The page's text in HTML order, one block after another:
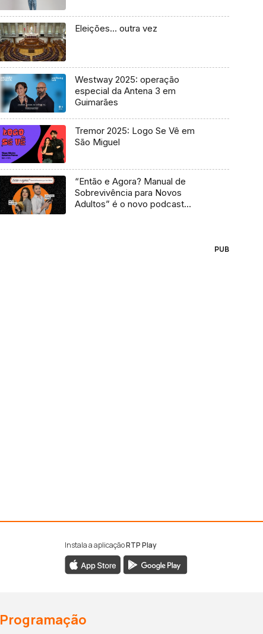
Eleições… outra vez
Westway 2025: operação
especial da Antena 3 em
Guimarães
Tremor 2025: Logo Se Vê em
São Miguel
“Então e Agora? Manual de
Sobrevivência para Novos
Adultos” é o novo podcast
PUB
Instala a aplicaçãoRTP Play
Programação